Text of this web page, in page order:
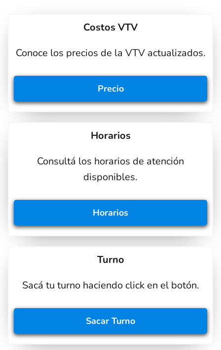
Costos VTV
Conoce los precios de la VTV actualizados.
Precio
Horarios
Consultá los horarios de atención
disponibles.
Horarios
Turno
Sacá tu turno haciendo click en el botón.
Sacar Turno